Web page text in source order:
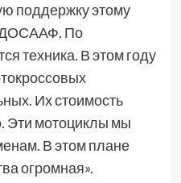
поддержку этому
ДОСААФ. По
техника. В этом году
Их стоимость
Эти мотоциклы мы
В этом плане
огромная».